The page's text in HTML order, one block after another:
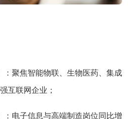
：聚焦智能物联、生物医药、集成
互联网企业‌；
：电子信息与高端制造岗位同比增